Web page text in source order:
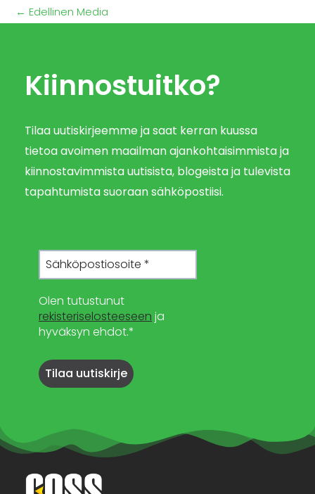
← Edellinen Media
Kiinnostuitko?
Tilaa uutiskirjeemme ja saat kerran kuussa
tietoa avoimen maailman ajankohtaisimmista ja
kiinnostavimmista uutisista, blogeista ja tulevista
tapahtumista suoraan sähköpostiisi.
Olen tutustunut
rekisteriselosteeseen ja
hyväksyn ehdot.*